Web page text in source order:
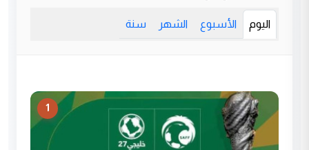
اليوم الأسبوع الشهر سنة
1